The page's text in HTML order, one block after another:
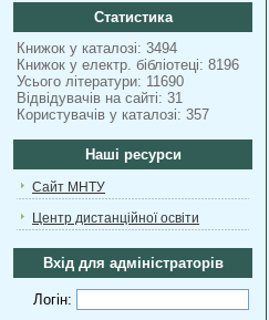
Статистика
Книжок у каталозі: 3494
Книжок у електр. бібліотеці: 8196
Усього літератури: 11690
Відвідувачів на сайті: 31
Користувачів у каталозі: 357
Наші ресурси
Сайт МНТУ
Центр дистанційної освіти
Вхід для адміністраторів
Логін: